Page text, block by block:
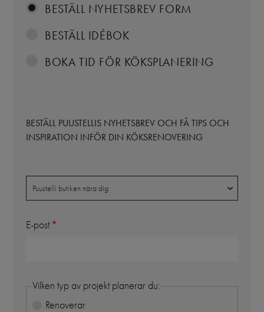
BESTÄLL NYHETSBREV FORM
BESTÄLL IDÉBOK
BOKA TID FÖR KÖKSPLANERING
BESTÄLL PUUSTELLIS NYHETSBREV OCH FÅ TIPS OCH
INSPIRATION INFÖR DIN KÖKSRENOVERING
Puustelli butiken nära dig
E-post
Vilken typ av projekt planerar du:
Renoverar